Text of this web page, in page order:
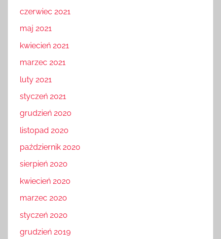
czerwiec 2021
maj 2021
kwiecień 2021
marzec 2021
luty 2021
styczeń 2021
grudzień 2020
listopad 2020
październik 2020
sierpień 2020
kwiecień 2020
marzec 2020
styczeń 2020
grudzień 2019